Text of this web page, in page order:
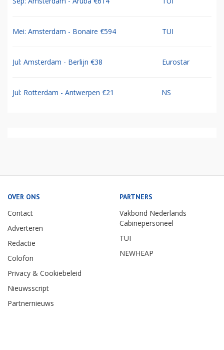
Mei: Amsterdam - Bonaire €594 TUI
Jul: Amsterdam - Berlijn €38 Eurostar
Jul: Rotterdam - Antwerpen €21 NS
OVER ONS
Contact
Adverteren
Redactie
Colofon
Privacy & Cookiebeleid
Nieuwsscript
Partnernieuws
PARTNERS
Vakbond Nederlands
Cabinepersoneel
TUI
NEWHEAP